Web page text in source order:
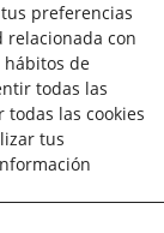
preferencias
con
de
todas las
todas las cookies
tus